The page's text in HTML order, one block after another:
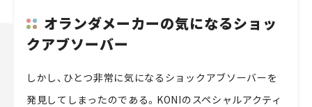
オランダメーカーの気になるショッ
クアブソーバー
しかし、ひとつ非常に気になるショックアブソーバーを
発見してしまったのである。KONIのスペシャルアクティ